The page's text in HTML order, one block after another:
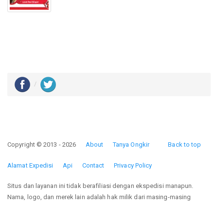
Back to top
Copyright © 2013 - 2026 About Tanya Ongkir
Alamat Expedisi Api Contact Privacy Policy
Situs dan layanan ini tidak berafiliasi dengan ekspedisi manapun.
Nama, logo, dan merek lain adalah hak milik dari masing-masing